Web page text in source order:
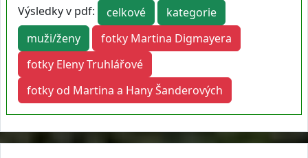
Výsledky v pdf: celkové
kategorie
muži/ženy
fotky Martina Digmayera
fotky Eleny Truhlářové
fotky od Martina a Hany Šanderových